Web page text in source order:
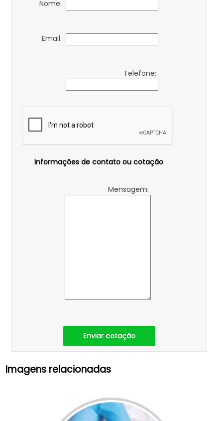
Nome:
Email:
Telefone:
Informações de contato ou cotação
Mensagem:
Enviar cotação
Imagens relacionadas